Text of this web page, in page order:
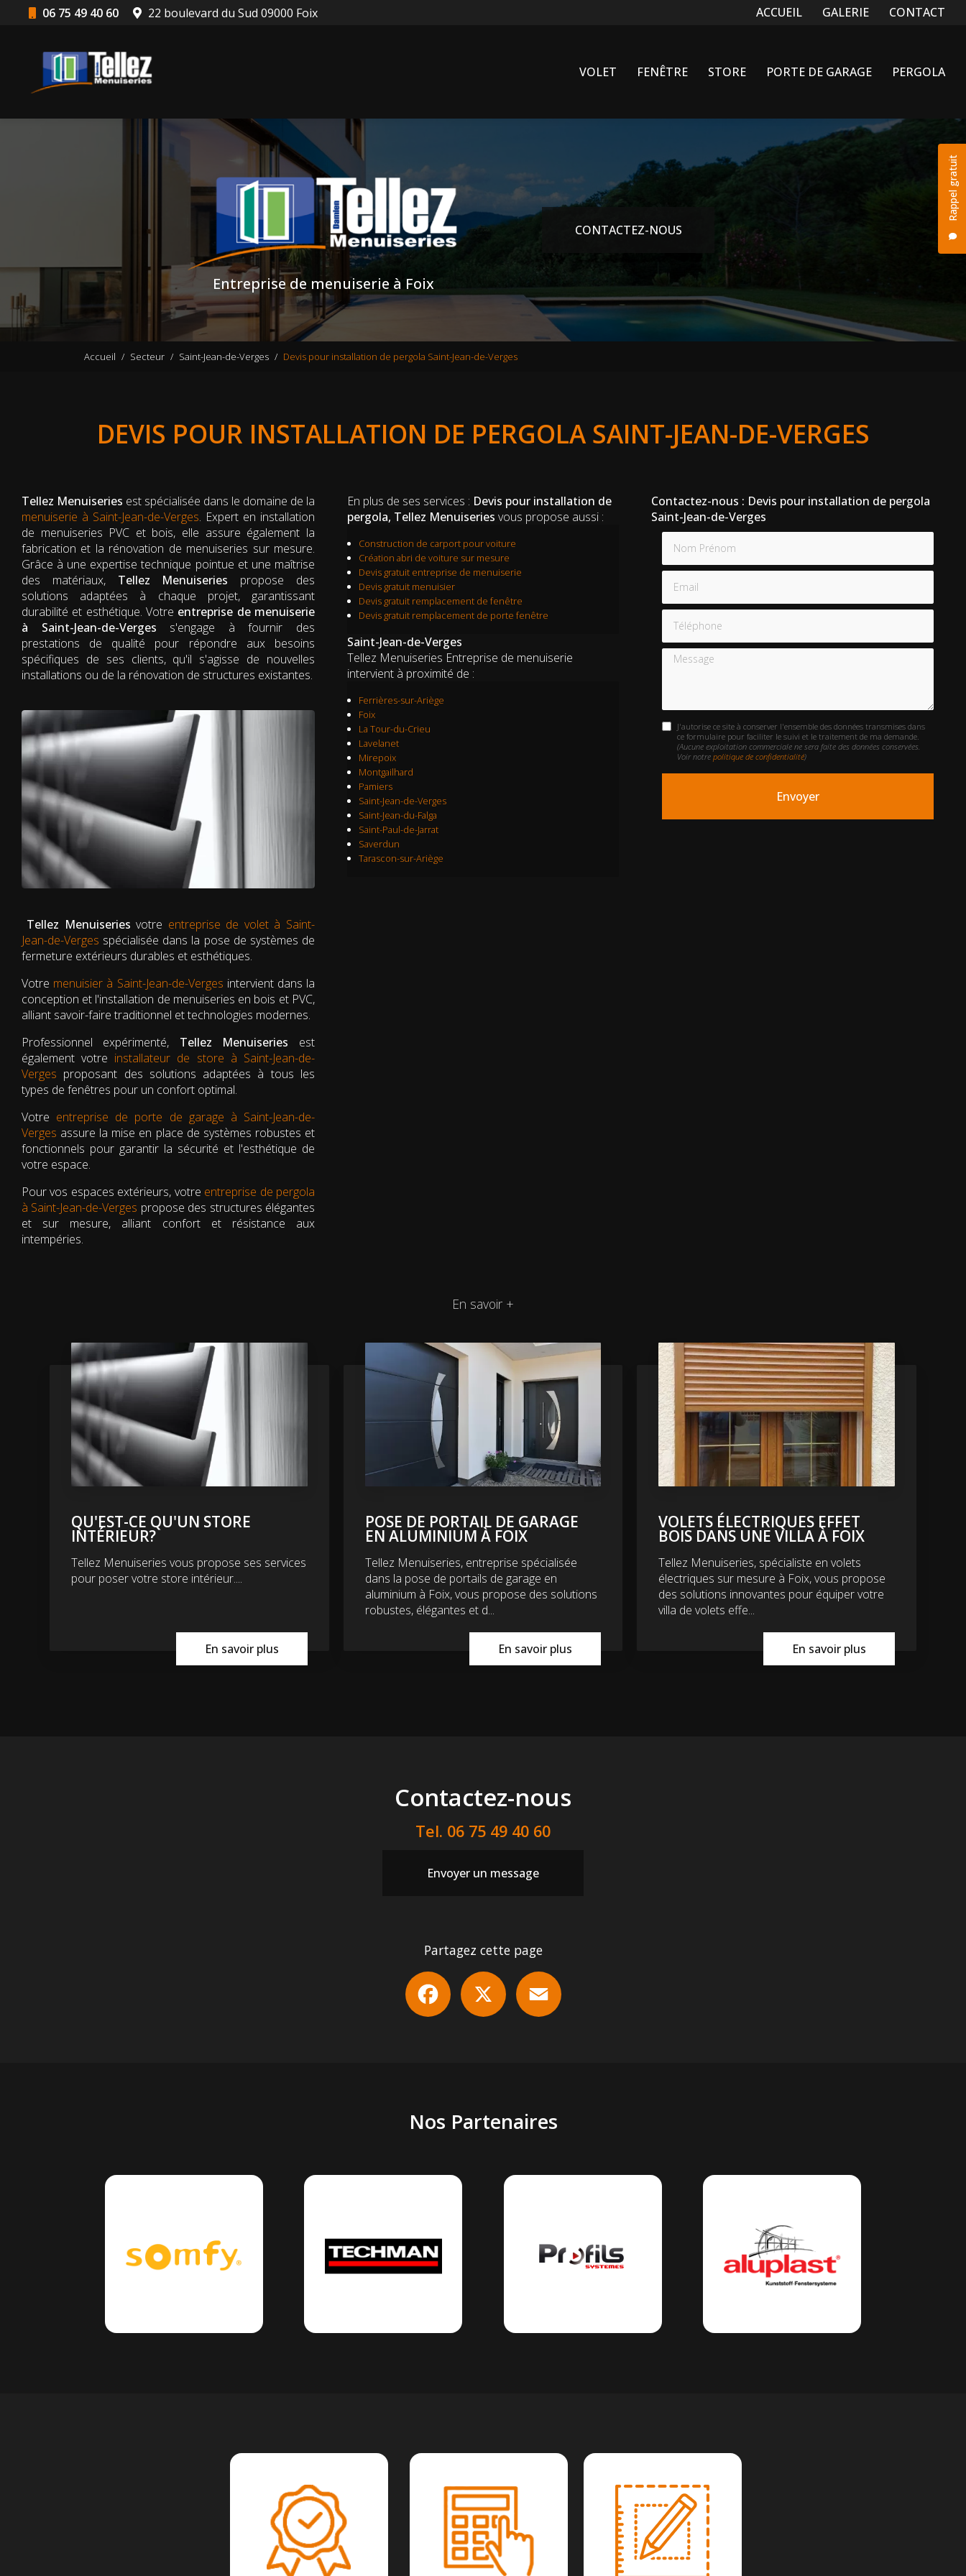
06 75 49 40 60 22 boulevard du Sud 09000 Foix Navigation secondaire
ACCUEIL GALERIE CONTACT
Rappel gratuit
VOLET FENÊTRE STORE PORTE DE GARAGE PERGOLA
Entreprise de menuiserie à Foix
CONTACTEZ-NOUS
Accueil Secteur Saint-Jean-de-Verges Devis pour installation de pergola Saint-Jean-de-Verges
DEVIS POUR INSTALLATION DE PERGOLA SAINT-JEAN-DE-VERGES
Tellez Menuiseries est spécialisée dans le domaine de la
menuiserie à Saint-Jean-de-Verges. Expert en installation
de menuiseries PVC et bois, elle assure également la
fabrication et la rénovation de menuiseries sur mesure.
Grâce à une expertise technique pointue et une maîtrise
des matériaux, Tellez Menuiseries propose des
solutions adaptées à chaque projet, garantissant
durabilité et esthétique. Votre entreprise de menuiserie
à Saint-Jean-de-Verges s'engage à fournir des
prestations de qualité pour répondre aux besoins
spécifiques de ses clients, qu'il s'agisse de nouvelles
installations ou de la rénovation de structures existantes.
Tellez Menuiseries votre entreprise de volet à Saint-
Jean-de-Verges spécialisée dans la pose de systèmes de
fermeture extérieurs durables et esthétiques.
Votre menuisier à Saint-Jean-de-Verges intervient dans la
conception et l'installation de menuiseries en bois et PVC,
alliant savoir-faire traditionnel et technologies modernes.
Professionnel expérimenté, Tellez Menuiseries est
également votre installateur de store à Saint-Jean-de-
Verges proposant des solutions adaptées à tous les
types de fenêtres pour un confort optimal.
Votre entreprise de porte de garage à Saint-Jean-de-
Verges assure la mise en place de systèmes robustes et
fonctionnels pour garantir la sécurité et l'esthétique de
votre espace.
Pour vos espaces extérieurs, votre entreprise de pergola
à Saint-Jean-de-Verges propose des structures élégantes
et sur mesure, alliant confort et résistance aux
intempéries.
En plus de ses services : Devis pour installation de
pergola, Tellez Menuiseries vous propose aussi :
Construction de carport pour voiture
Création abri de voiture sur mesure
Devis gratuit entreprise de menuiserie
Devis gratuit menuisier
Devis gratuit remplacement de fenêtre
Devis gratuit remplacement de porte fenêtre
Saint-Jean-de-Verges
Tellez Menuiseries Entreprise de menuiserie
intervient à proximité de :
Ferrières-sur-Ariège
Foix
La Tour-du-Crieu
Lavelanet
Mirepoix
Montgailhard
Pamiers
Saint-Jean-de-Verges
Saint-Jean-du-Falga
Saint-Paul-de-Jarrat
Saverdun
Tarascon-sur-Ariège
Contactez-nous : Devis pour installation de pergola
Saint-Jean-de-Verges
Nom Prénom
Email
Téléphone
Message
J'autorise ce site à conserver l'ensemble des données transmises dans
ce formulaire pour faciliter le suivi et le traitement de ma demande.
(Aucune exploitation commerciale ne sera faite des données conservées.
Voir notre politique de confidentialité)
En savoir +
QU'EST-CE QU'UN STORE
INTÉRIEUR?
Tellez Menuiseries vous propose ses services
pour poser votre store intérieur....
En savoir plus
POSE DE PORTAIL DE GARAGE
EN ALUMINIUM À FOIX
Tellez Menuiseries, entreprise spécialisée
dans la pose de portails de garage en
aluminium à Foix, vous propose des solutions
robustes, élégantes et d...
En savoir plus
VOLETS ÉLECTRIQUES EFFET
BOIS DANS UNE VILLA À FOIX
Tellez Menuiseries, spécialiste en volets
électriques sur mesure à Foix, vous propose
des solutions innovantes pour équiper votre
villa de volets effe...
En savoir plus
Contactez-nous
Tel. 06 75 49 40 60
Envoyer un message
Partagez cette page
Facebook
Nos Partenaires